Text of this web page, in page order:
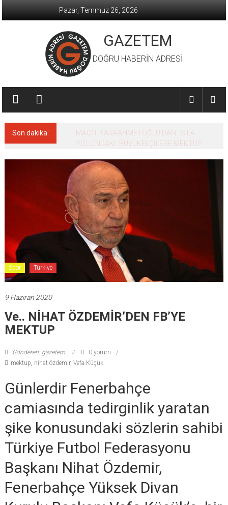
Pazar, Temmuz 26, 2026
GAZETEM
DOĞRU HABERİN ADRESİ
Son dakika:
MACİT KARAAHMETOĞLU’DAN ‘SILA
YOLU’NDAKİ ’BÜYÜKELÇİLERE MEKTUP
Spor Türkiye
9 Haziran 2020
Ve.. NİHAT ÖZDEMİR’DEN FB’YE
MEKTUP
Gönderen: gazetem
0 yorum
mektup, nihat özdemir, Vefa Küçük
Günlerdir Fenerbahçe
camiasında tedirginlik yaratan
şike konusundaki sözlerin sahibi
Türkiye Futbol Federasyonu
Başkanı Nihat Özdemir,
Fenerbahçe Yüksek Divan